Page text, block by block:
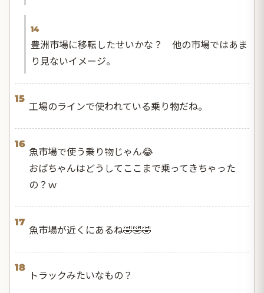
14
豊洲市場に移転したせいかな？ 他の市場ではあま
り見ないイメージ。
15
工場のラインで使われている乗り物だね。
16
魚市場で使う乗り物じゃん😂
おばちゃんはどうしてここまで乗ってきちゃった
の？ｗ
17
魚市場が近くにあるね🤣🤣🤣
18
トラックみたいなもの？